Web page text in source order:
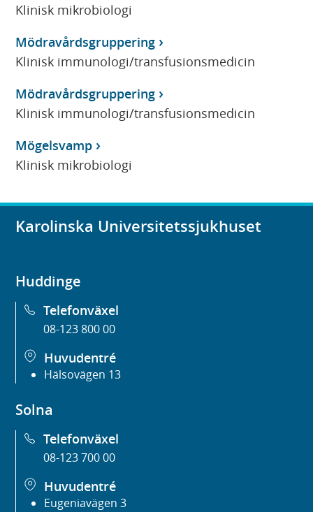
Klinisk mikrobiologi
Mödravårdsgruppering
Klinisk immunologi/transfusionsmedicin
Mödravårdsgruppering
Klinisk immunologi/transfusionsmedicin
Mögelsvamp
Klinisk mikrobiologi
Karolinska Universitetssjukhuset
Huddinge
Telefonväxel
08-123 800 00
Huvudentré
Hälsovägen 13
Solna
Telefonväxel
08-123 700 00
Huvudentré
Eugeniavägen 3